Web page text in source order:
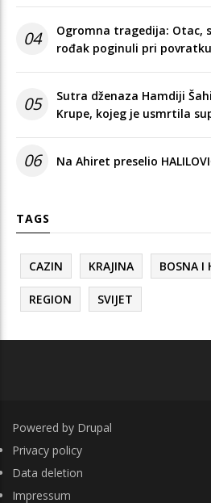
04
Ogromna tragedija: Otac,
rođak poginuli pri
05
Sutra dženaza Hamdiji
Krupe, kojeg je usmrtila
06 Na Ahiret preselio
TAGS
CAZIN KRAJINA BOSNA I
REGION SVIJET
Powered by Drupal
FOOTER
Privacy policy
Data deletion
Impressum